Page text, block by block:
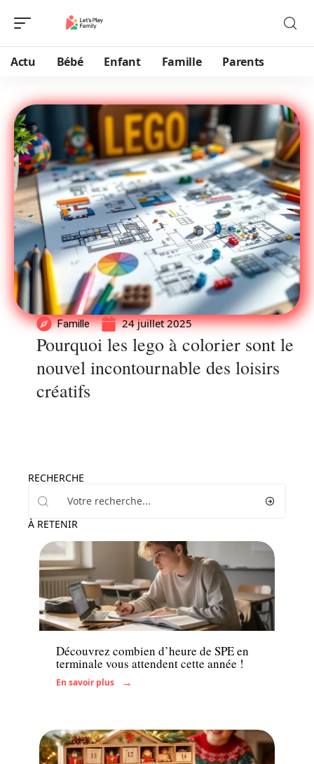
Actu Bébé Enfant Famille Parents
Famille 24 juillet 2025
Pourquoi les lego à colorier sont le
nouvel incontournable des loisirs
créatifs
RECHERCHE
À RETENIR
Enfant
Découvrez combien d’heure de SPE en
terminale vous attendent cette année !
En savoir plus